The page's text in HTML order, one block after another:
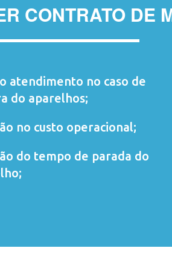
CONTRATO DE
atendimento no caso de
do aparelhos;
no custo operacional;
do tempo de parada do